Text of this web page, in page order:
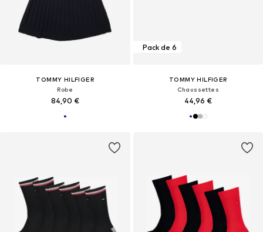
TOMMY HILFIGER
Robe
84,90 €
Pack de 6
TOMMY HILFIGER
Chaussettes
44,96 €